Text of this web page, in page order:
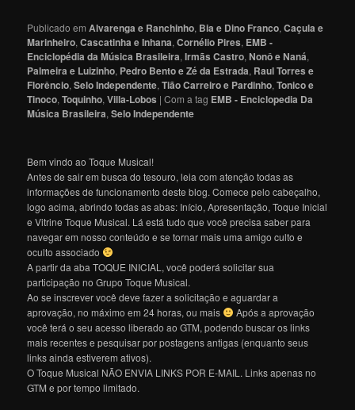
Publicado em Alvarenga e Ranchinho, Bia e Dino Franco,Caçula e
Marinheiro,Cascatinha e Inhana,Cornélio Pires, EMB -
Enciclopédia da Música Brasileira,Irmãs Castro,Nonô e Naná,
Palmeira e Luizinho, Pedro Bento e Zé da Estrada, Raul Torres e
Florêncio,Selo Independente,Tião Carreiro e Pardinho,Tonico e
Tinoco,Toquinho,Villa-Lobos |Com a tag EMB - Enciclopedia Da
Música Brasileira,Selo Independente
Bem vindo ao Toque Musical!
Antes de sair em busca do tesouro, leia com atenção todas as
informações de funcionamento deste blog. Comece pelo cabeçalho,
logo acima, abrindo todas as abas: Início, Apresentação, Toque Inicial
e Vitrine Toque Musical. Lá está tudo que você precisa saber para
navegar em nosso conteúdo e se tornar mais uma amigo culto e
oculto associado
A partir da aba TOQUE INICIAL, você poderá solicitar sua
participação no Grupo Toque Musical.
Ao se inscrever você deve fazer a solicitação e aguardar a
aprovação, no máximo em 24 horas, ou mais
Após a aprovação
você terá o seu acesso liberado ao GTM, podendo buscar os links
mais recentes e pesquisar por postagens antigas (enquanto seus
links ainda estiverem ativos).
O Toque Musical NÃO ENVIA LINKS POR E-MAIL. Links apenas no
GTM e por tempo limitado.